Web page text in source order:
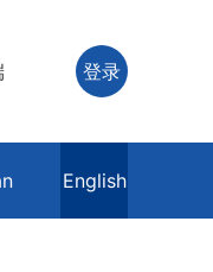
登录
English